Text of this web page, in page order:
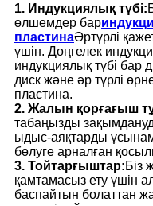
1. Индукциялық түбі:
өлшемдер бар
пластинаӘртүрлі
үшін. Дөңгелек
индукциялық түбі бар
диск және әр түрлі
пластина.
2. Жалын қорғағыш
табаңызды
ыдыс-аяқтарды
бөлуге арналған
3. Тойтарғыштар:Біз
қамтамасыз ету үшін
баспайтын болаттан